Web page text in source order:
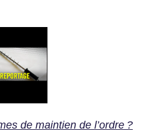
de maintien de l’ordre ?